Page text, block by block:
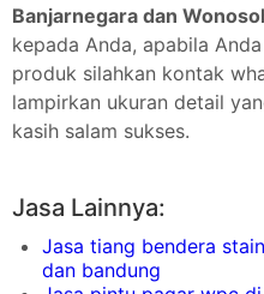
Banjarnegara dan
kepada Anda, apabila
produk silahkan kontak
lampirkan ukuran detail
kasih salam sukses.
Jasa Lainnya:
Jasa tiang bendera
dan bandung